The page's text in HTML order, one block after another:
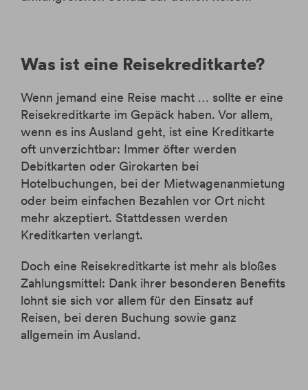
Was ist eine Reisekreditkarte?
Wenn jemand eine Reise macht … sollte er eine
Reisekreditkarte im Gepäck haben. Vor allem,
wenn es ins Ausland geht, ist eine Kreditkarte
oft unverzichtbar: Immer öfter werden
Debitkarten oder Girokarten bei
Hotelbuchungen, bei der Mietwagenanmietung
oder beim einfachen Bezahlen vor Ort nicht
mehr akzeptiert. Stattdessen werden
Kreditkarten verlangt.
Doch eine Reisekreditkarte ist mehr als bloßes
Zahlungsmittel: Dank ihrer besonderen Benefits
lohnt sie sich vor allem für den Einsatz auf
Reisen, bei deren Buchung sowie ganz
allgemein im Ausland.